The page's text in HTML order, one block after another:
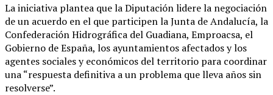
La iniciativa plantea que la Diputación lidere la negociación
de un acuerdo en el que participen la Junta de Andalucía, la
Confederación Hidrográfica del Guadiana, Emproacsa, el
Gobierno de España, los ayuntamientos afectados y los
agentes sociales y económicos del territorio para coordinar
una “respuesta definitiva a un problema que lleva años sin
resolverse”.